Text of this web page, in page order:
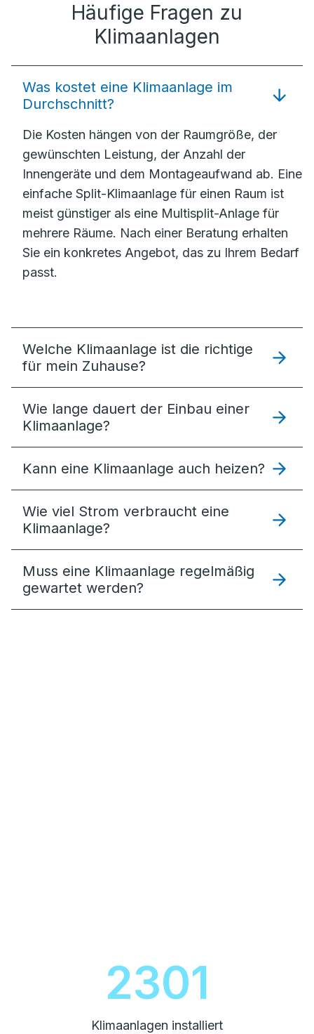
Häufige Fragen zu
Klimaanlagen
Was kostet eine Klimaanlage im
Durchschnitt?
Die Kosten hängen von der Raumgröße, der
gewünschten Leistung, der Anzahl der
Innengeräte und dem Montageaufwand ab. Eine
einfache Split-Klimaanlage für einen Raum ist
meist günstiger als eine Multisplit-Anlage für
mehrere Räume. Nach einer Beratung erhalten
Sie ein konkretes Angebot, das zu Ihrem Bedarf
passt.
Welche Klimaanlage ist die richtige
für mein Zuhause?
Wie lange dauert der Einbau einer
Klimaanlage?
Kann eine Klimaanlage auch heizen?
Wie viel Strom verbraucht eine
Klimaanlage?
Muss eine Klimaanlage regelmäßig
gewartet werden?
2600
Klimaanlagen installiert